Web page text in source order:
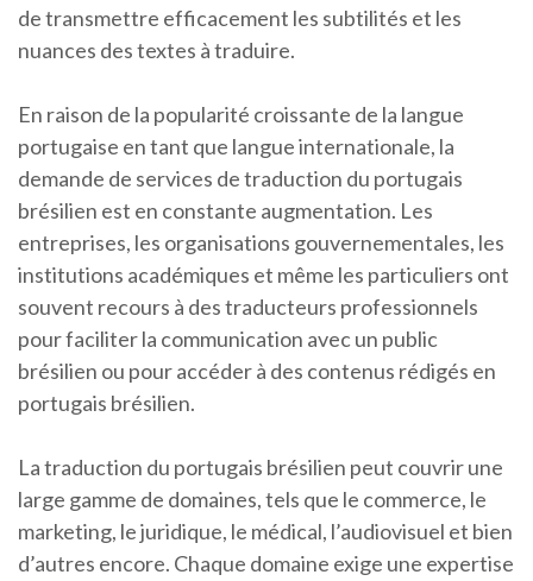
de transmettre efficacement les subtilités et les
nuances des textes à traduire.
En raison de la popularité croissante de la langue
portugaise en tant que langue internationale, la
demande de services de traduction du portugais
brésilien est en constante augmentation. Les
entreprises, les organisations gouvernementales, les
institutions académiques et même les particuliers ont
souvent recours à des traducteurs professionnels
pour faciliter la communication avec un public
brésilien ou pour accéder à des contenus rédigés en
portugais brésilien.
La traduction du portugais brésilien peut couvrir une
large gamme de domaines, tels que le commerce, le
marketing, le juridique, le médical, l’audiovisuel et bien
d’autres encore. Chaque domaine exige une expertise